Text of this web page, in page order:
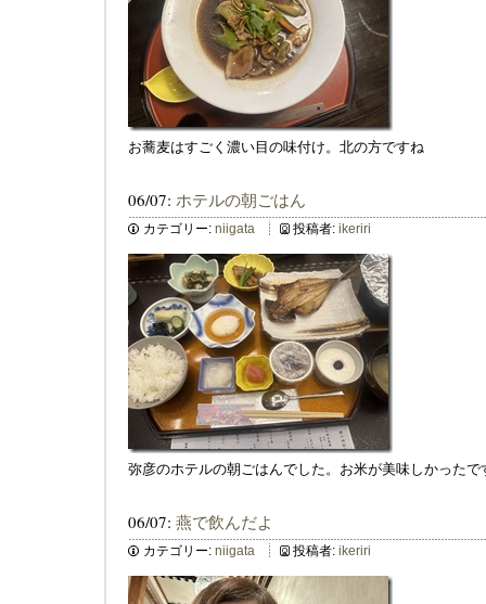
お蕎麦はすごく濃い目の味付け。北の方ですね
06/07: ホテルの朝ごはん
カテゴリー: niigata 投稿者: ikeriri
弥彦のホテルの朝ごはんでした。お米が美味しかったで
06/07: 燕で飲んだよ
カテゴリー: niigata 投稿者: ikeriri